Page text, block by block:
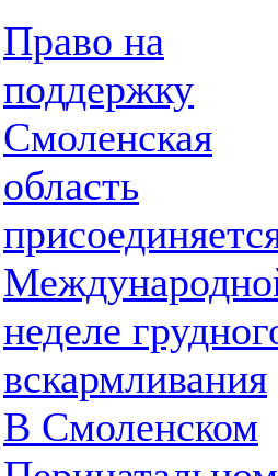
Право на
поддержку
Смоленская
область
неделе
вскармливания
В Смоленском